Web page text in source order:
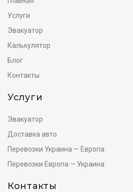
Услуги
Эвакуатор
Калькулятор
Блог
Контакты
Услуги
Эвакуатор
Доставка авто
Перевозки Украина — Европа
Перевозки Европа — Украина
Контакты